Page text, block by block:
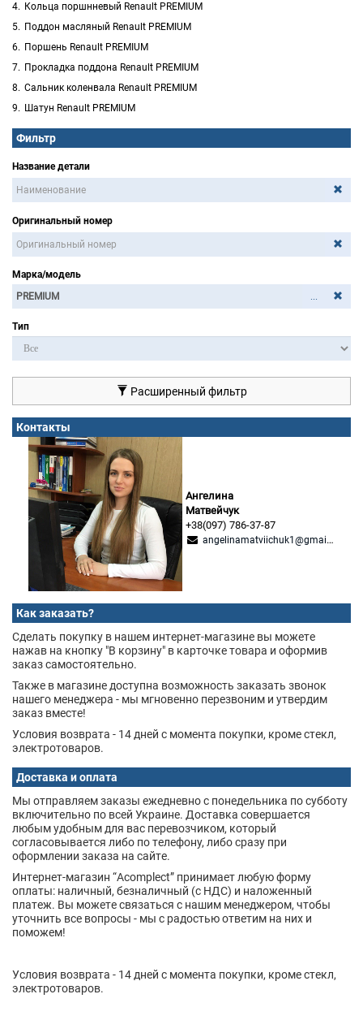
Кольца поршнневый Renault PREMIUM
Поддон масляный Renault PREMIUM
Поршень Renault PREMIUM
Прокладка поддона Renault PREMIUM
Сальник коленвала Renault PREMIUM
Шатун Renault PREMIUM
Фильтр
Название детали
Оригинальный номер
Марка/модель
...
Тип
Расширенный фильтр
Контакты
Ангелина
Матвейчук
+38(097) 786-37-87
angelinamatviichuk1@gmail.com
Как заказать?
Сделать покупку в нашем интернет-магазине вы можете
нажав на кнопку "В корзину" в карточке товара и оформив
заказ самостоятельно.
Также в магазине доступна возможность заказать звонок
нашего менеджера - мы мгновенно перезвоним и утвердим
заказ вместе!
Условия возврата - 14 дней с момента покупки, кроме стекл,
электротоваров.
Доставка и оплата
Мы отправляем заказы ежедневно с понедельника по субботу
включительно по всей Украине. Доставка совершается
любым удобным для вас перевозчиком, который
согласовывается либо по телефону, либо сразу при
оформлении заказа на сайте.
Интернет-магазин “Acomplect” принимает любую форму
оплаты: наличный, безналичный (с НДС) и наложенный
платеж. Вы можете связаться с нашим менеджером, чтобы
уточнить все вопросы - мы с радостью ответим на них и
поможем!
Условия возврата - 14 дней с момента покупки, кроме стекл,
электротоваров.